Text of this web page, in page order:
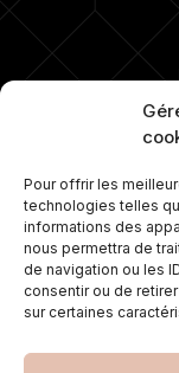
Pour offrir les
technologies telles
informations des
nous permettra de
de navigation ou les
consentir ou de
sur certaines